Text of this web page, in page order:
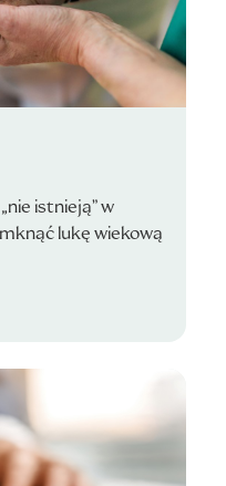
istnieją” w
lukę wiekową